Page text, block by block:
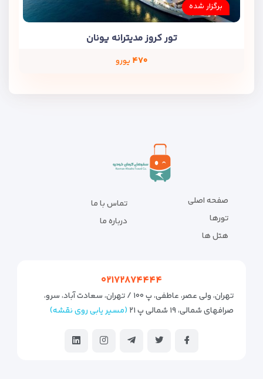
برگزار شده
تور کروز مدیترانه یونان
۴۷۰ یورو
صفحه اصلی
تورها
هتل ها
تماس با ما
درباره ما
۰۲۱۷۲۸۷۴۴۴۴
تهران، ولی عصر، عاطفی، پ ۱۰۰ / تهران، سعادت آباد، سرو،
صرافهای شمالی، ۱۹ شمالی پ ۲۱
(مسیر یابی روی نقشه)